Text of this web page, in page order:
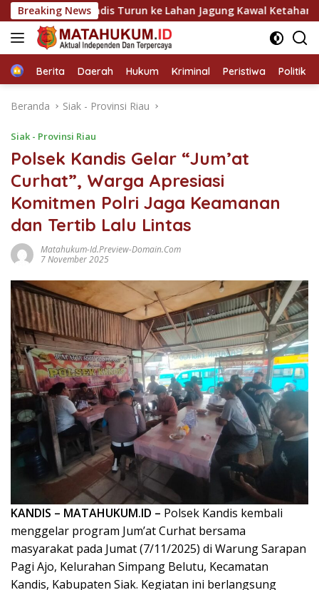
Langsung
ke
konten
Breaking News
Kandis Turun ke Lahan Jagung Kawal Ketahanan Pangan
HomeBerita Daerah Hukum Kriminal Peristiwa Politik
Beranda Siak - Provinsi Riau
Siak - Provinsi Riau
Polsek Kandis Gelar “Jum’at
Curhat”, Warga Apresiasi
Komitmen Polri Jaga Keamanan
dan Tertib Lalu Lintas
Matahukum-Id.preview-Domain.com
7 November 2025
KANDIS – MATAHUKUM.ID – Polsek Kandis kembali
menggelar program Jum’at Curhat bersama
masyarakat pada Jumat (7/11/2025) di Warung Sarapan
Pagi Ajo, Kelurahan Simpang Belutu, Kecamatan
Kandis, Kabupaten Siak. Kegiatan ini berlangsung